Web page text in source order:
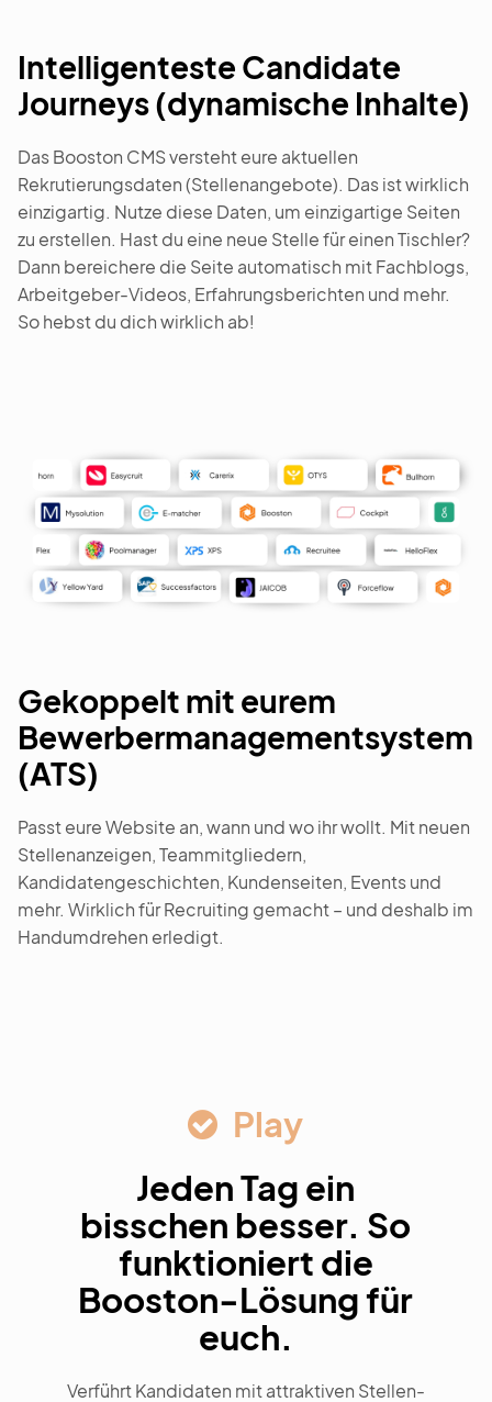
Intelligenteste Candidate
Journeys (dynamische Inhalte)
Das Booston CMS versteht eure aktuellen
Rekrutierungsdaten (Stellenangebote). Das ist wirklich
einzigartig. Nutze diese Daten, um einzigartige Seiten
zu erstellen. Hast du eine neue Stelle für einen Tischler?
Dann bereichere die Seite automatisch mit Fachblogs,
Arbeitgeber-Videos, Erfahrungsberichten und mehr.
So hebst du dich wirklich ab!
Gekoppelt mit eurem
Bewerbermanagementsystem
(ATS)
Passt eure Website an, wann und wo ihr wollt. Mit neuen
Stellenanzeigen, Teammitgliedern,
Kandidatengeschichten, Kundenseiten, Events und
mehr. Wirklich für Recruiting gemacht – und deshalb im
Handumdrehen erledigt.
Play
Jeden Tag ein
bisschen besser. So
funktioniert die
Booston-Lösung für
euch.
Verführt Kandidaten mit attraktiven Stellen-